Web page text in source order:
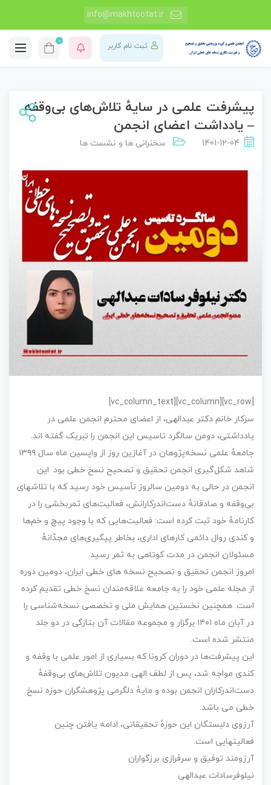
info@makhtootat.ir
ثبت نام کاربر
0
پیشرفت علمی در سایهٔ تلاش‌های بی‌وقفه
– یادداشت اعضای انجمن
1401-12-04 سخنرانی ها و نشست ها
[vc_row][vc_column][vc_column_text]
سرکار خانم دکتر عبدالهی، از اعضای محترم انجمن علمی در
یادداشتی، دومن سالگرد تاسیس این انجمن را تبریک گفته اند.
جامعهٔ علمی نسخه‌پژوهان در آغازین روز از واپسین ماه سال ۱۳۹۹
شاهد شکل‌گیری انجمن تحقیق و تصحیح نسخ خطی بود. این
انجمن در حالی به دومین سالروز تأسیس خود رسید که با تلاشهای
بی‌وقفه و صادقانهٔ دست‌اندرکارانش، فعالیت‌های ثمربخشی را در
کارنامهٔ خود ثبت کرده است: فعالیت‌هایی که با وجود پیچ و خم‌ها
و کندی روال دائمی کارهای اداری، بخاطر پیگیری‌های مجدّانهٔ
مسئولان انجمن در مدت کوتاهی به ثمر رسید.
امروز انجمن تحقیق و تصحیح نسخه های خطی ایران، دومین دوره
از مجله علمی خود را به جامعه علاقه‌مندان نسخ خطی تقدیم کرده
است. همچنین نخستین همایش ملی و تخصصی نسخه‌شناسی را
در آبان ماه ۱۴۰۱ برگزار و مجموعه مقالات آن بتازگی در دو جلد
منتشر شده است.
این پیشرفت‌ها در دوران کرونا که بسیاری از امور علمی با وقفه و
کندی مواجه شد، پس از لطف الهی مدیون تلاش‌های بی‌وقفهٔ
دست‌اندرکاران انجمن بوده و مایهٔ دلگرمی پژوهشگران حوزه نسخ
خطی می باشد.
آرزوی دلبستگان این حوزهٔ تحقیقاتی، ادامه یافتن چنین
فعالیتهایی است.
آرزومند توفیق و سرفرازی برزگواران
نیلوفرسادات عبدالهی